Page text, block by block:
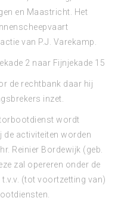
en Maastricht. Het
van P.J. Varekamp.
2 naar Fijnjekade 15
de rechtbank daar hij
inzet.
wordt
de activiteiten worden
Reinier Bordewijk (geb.
zal opereren onder de
(tot voortzetting van)